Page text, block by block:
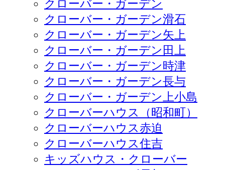
クローバー・ガーデン
クローバー・ガーデン滑石
クローバー・ガーデン矢上
クローバー・ガーデン田上
クローバー・ガーデン時津
クローバー・ガーデン長与
クローバー・ガーデン上小島
クローバーハウス（昭和町）
クローバーハウス赤迫
クローバーハウス住吉
キッズハウス・クローバー